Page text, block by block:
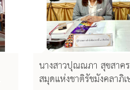
นางสาวปุณณภา สุขสาค
สมุดแห่งชาติรัชมังคลาภิ